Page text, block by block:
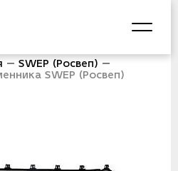
SWEP (Росвеп)
SWEP (Росвеп)